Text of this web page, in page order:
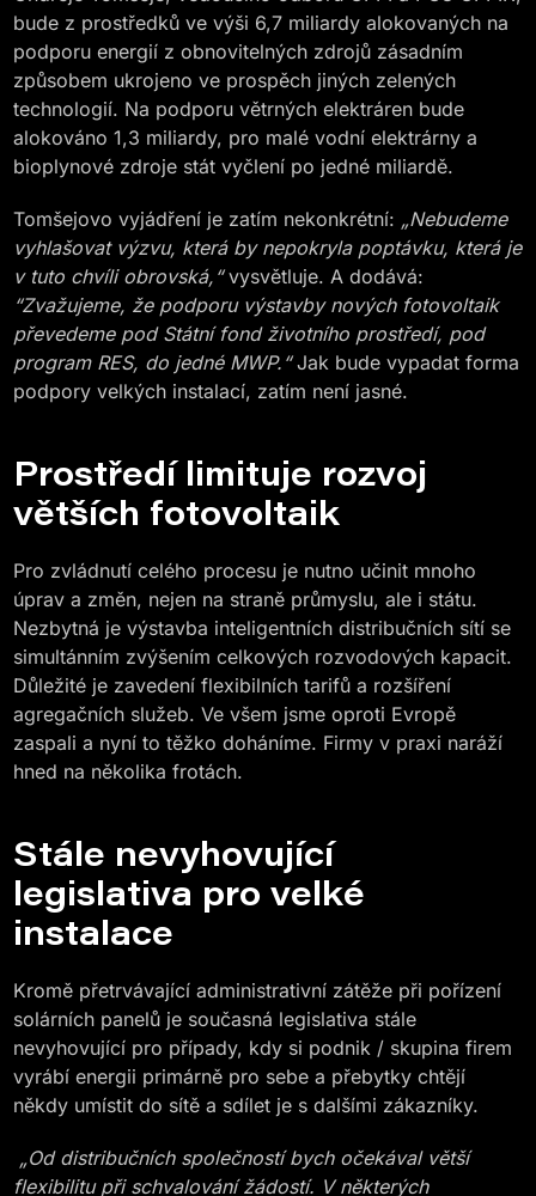
bude z prostředků ve výši 6,7 miliardy alokovaných na
podporu energií z obnovitelných zdrojů zásadním
způsobem ukrojeno ve prospěch jiných zelených
technologií. Na podporu větrných elektráren bude
alokováno 1,3 miliardy, pro malé vodní elektrárny a
bioplynové zdroje stát vyčlení po jedné miliardě.
Tomšejovo vyjádření je zatím nekonkrétní: „Nebudeme
vyhlašovat výzvu, která by nepokryla poptávku, která je
v tuto chvíli obrovská,“vysvětluje. A dodává:
“Zvažujeme, že podporu výstavby nových fotovoltaik
převedeme pod Státní fond životního prostředí, pod
program RES, do jedné MWP.“Jak bude vypadat forma
podpory velkých instalací, zatím není jasné.
Prostředí limituje rozvoj
větších fotovoltaik
Pro zvládnutí celého procesu je nutno učinit mnoho
úprav a změn, nejen na straně průmyslu, ale i státu.
Nezbytná je výstavba inteligentních distribučních sítí se
simultánním zvýšením celkových rozvodových kapacit.
Důležité je zavedení flexibilních tarifů a rozšíření
agregačních služeb. Ve všem jsme oproti Evropě
zaspali a nyní to těžko doháníme. Firmy v praxi naráží
hned na několika frotách.
Stále nevyhovující
legislativa pro velké
instalace
Kromě přetrvávající administrativní zátěže při pořízení
solárních panelů je současná legislativa stále
nevyhovující pro případy, kdy si podnik / skupina firem
vyrábí energii primárně pro sebe a přebytky chtějí
někdy umístit do sítě a sdílet je s dalšími zákazníky.
„Od distribučních společností bych očekával větší
flexibilitu při schvalování žádostí. V některých